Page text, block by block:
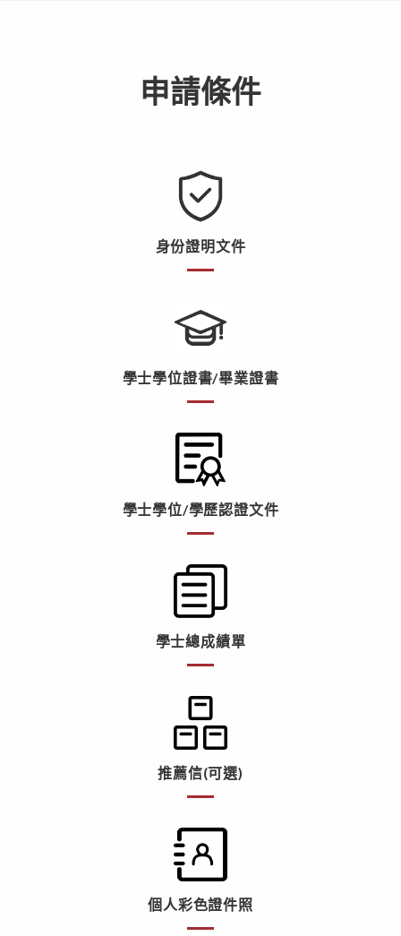
申請條件
身份證明文件
學士學位證書/畢業證書
學士學位/學歷認證文件
學士總成績單
推薦信(可選)
個人彩色證件照